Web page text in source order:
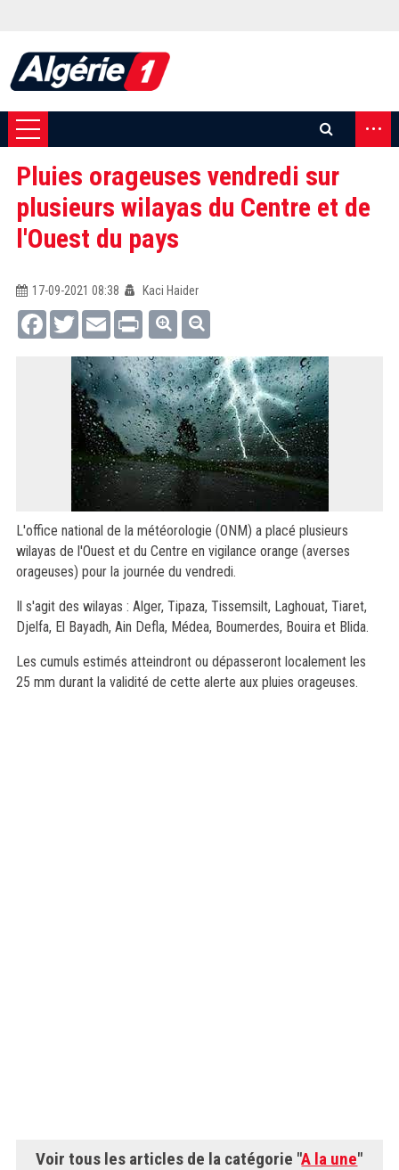
...
Pluies orageuses vendredi sur
plusieurs wilayas du Centre et de
l'Ouest du pays
17-09-2021 08:38
Kaci Haider
FacebookTwitterEmail Print
L'office national de la météorologie (ONM) a placé plusieurs
wilayas de l'Ouest et du Centre en vigilance orange (averses
orageuses) pour la journée du vendredi.
Il s'agit des wilayas : Alger, Tipaza, Tissemsilt, Laghouat, Tiaret,
Djelfa, El Bayadh, Ain Defla, Médea, Boumerdes, Bouira et Blida.
Les cumuls estimés atteindront ou dépasseront localement les
25 mm durant la validité de cette alerte aux pluies orageuses.
Voir tous les articles de la catégorie "A la une"